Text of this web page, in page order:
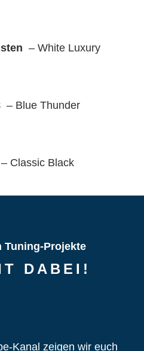
– White Luxury
– Blue Thunder
– Classic Black
Tuning-Projekte
DABEI!
Kanal zeigen wir euch